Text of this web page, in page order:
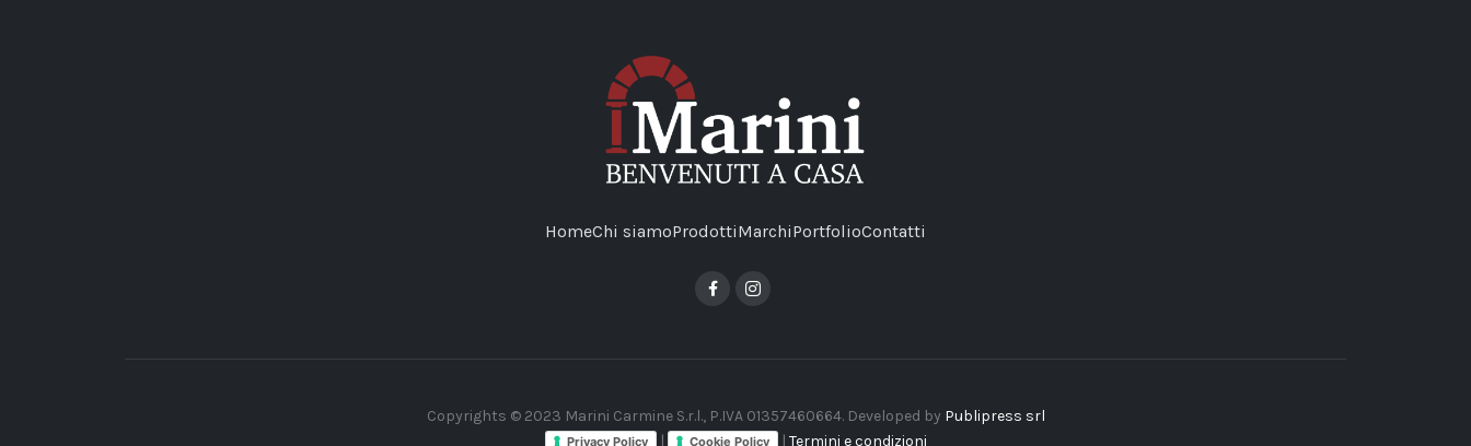
HomeChi siamoProdottiMarchiPortfolioContatti
Copyrights © 2023 Marini Carmine S.r.l., P.IVA 01357460664. Developed by Publipress srl